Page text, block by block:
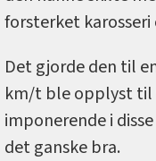
forsterket
Det gjorde den til
km/t ble opplyst til
imponerende i
det ganske bra.